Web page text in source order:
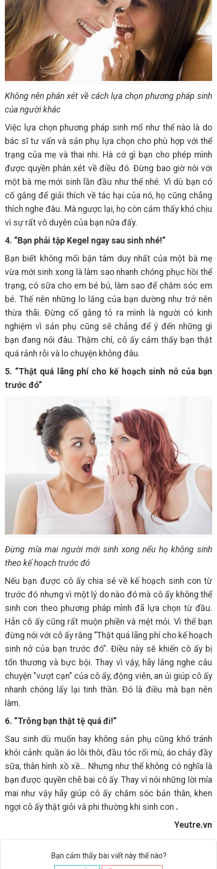
Không nên phán xét về cách lựa chọn phương pháp sinh
của người khác
Việc lựa chọn phương pháp sinh mổ như thế nào là do
bác sĩ tư vấn và sản phụ lựa chọn cho phù hợp với thể
trạng của mẹ và thai nhi. Hà cớ gì bạn cho phép mình
được quyền phán xét về điều đó. Đừng bao giờ nói với
một bà mẹ mới sinh lần đầu như thế nhé. Vì dù bạn có
cố gắng để giải thích về tác hại của nó, họ cũng chẳng
thích nghe đâu. Mà ngược lại, họ còn cảm thấy khó chịu
vì sự rất vô duyên của bạn nữa đấy.
4. “Bạn phải tập Kegel ngay sau sinh nhé!”
Bạn biết không mối bận tâm duy nhất của một bà mẹ
vừa mới sinh xong là làm sao nhanh chóng phục hồi thể
trạng, có sữa cho em bé bú, làm sao để chăm sóc em
bé. Thế nên những lo lắng của bạn dường như trở nên
thừa thãi. Đừng cố gắng tỏ ra mình là người có kinh
nghiệm vì sản phụ cũng sẽ chẳng để ý đến những gì
bạn đang nói đâu. Thậm chí, cô ấy cảm thấy bạn thật
quá rảnh rỗi và lo chuyện không đâu.
5. “Thật quá lãng phí cho kế hoạch sinh nở của bạn
trước đó”
Đừng mỉa mai người mới sinh xong nếu họ không sinh
theo kế hoạch trước đó
Nếu bạn được cô ấy chia sẻ về kế hoạch sinh con từ
trước đó nhưng vì một lý do nào đó mà cô ấy không thể
sinh con theo phương pháp mình đã lựa chọn từ đầu.
Hẳn cô ấy cũng rất muộn phiền và mệt mỏi. Vì thế bạn
đừng nói với cô ấy rằng “Thật quá lãng phí cho kế hoạch
sinh nở của bạn trước đó”. Điều này sẽ khiến cô ấy bị
tổn thương và bực bội. Thay vì vậy, hãy lắng nghe câu
chuyện "vượt cạn" của cô ấy, động viên, an ủi giúp cô ấy
nhanh chóng lấy lại tinh thần. Đó là điều mà bạn nên
làm.
6. “Trông bạn thật tệ quá đi!”
Sau sinh dù muốn hay không sản phụ cũng khó tránh
khỏi cảnh: quần áo lôi thôi, đầu tóc rối mù, áo chảy đầy
sữa, thân hình xồ xề... Nhưng như thế không có nghĩa là
bạn được quyền chê bai cô ấy. Thay vì nói những lời mỉa
mai như vậy hãy giúp cô ấy chăm sóc bản thân, khen
ngợi cô ấy thật giỏi và phi thường khi sinh con .
Yeutre.vn
Bạn cảm thấy bài viết này thế nào?